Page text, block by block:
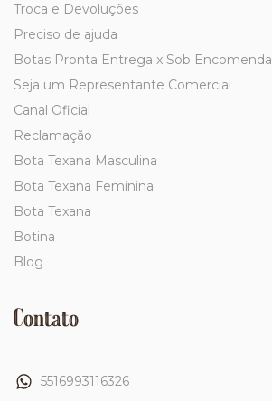
Troca e Devoluções
Preciso de ajuda
Botas Pronta Entrega x Sob Encomenda
Seja um Representante Comercial
Canal Oficial
Reclamação
Bota Texana Masculina
Bota Texana Feminina
Bota Texana
Botina
Blog
Contato
5516993116326